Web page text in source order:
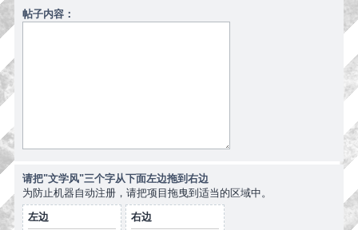
帖子内容：
请把"文学风"三个字从下面左边拖到右边
为防止机器自动注册，请把项目拖曳到适当的区域中。
左边
右边